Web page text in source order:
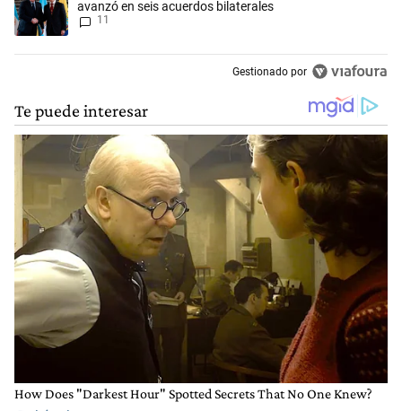
avanzó en seis acuerdos bilaterales
11
Gestionado por